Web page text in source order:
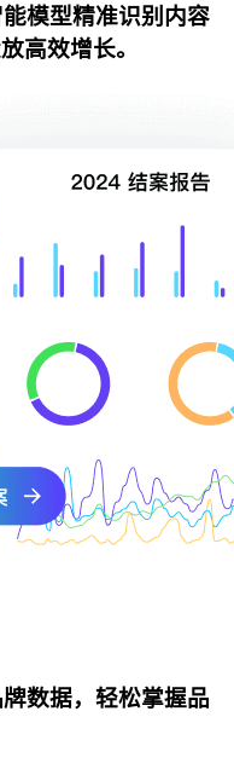
模型精准识别内容
高效增长。
数据，轻松掌握品